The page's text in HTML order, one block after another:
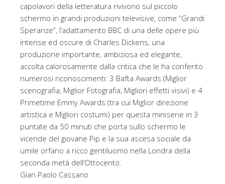
capolavori della letteratura rivivono sul piccolo
schermo in grandi produzioni televisive, come “Grandi
Speranze”, l’adattamento BBC di una delle opere più
intense ed oscure di Charles Dickens, una
produzione importante, ambiziosa ed elegante,
accolta calorosamente dalla critica che le ha conferito
numerosi riconoscimenti: 3 Bafta Awards (Miglior
scenografia, Miglior Fotografia, Migliori effetti visivi) e 4
Primetime Emmy Awards (tra cui Miglior direzione
artistica e Migliori costumi) per questa miniserie in 3
puntate da 50 minuti che porta sullo schermo le
vicende del giovane Pip e la sua ascesa sociale da
umile orfano a ricco gentiluomo nella Londra della
seconda metà dell’Ottocento.
Gian Paolo Cassano